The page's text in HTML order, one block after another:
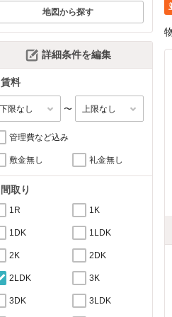
地図から探す
詳細条件を編集
賃料
〜
管理費など込み
敷金無し 礼金無し
間取り
1R 1K
1DK 1LDK
2K 2DK
2LDK 3K
3DK 3LDK